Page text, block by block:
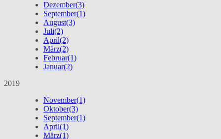
Dezember(3)
September(1)
August(3)
Juli(2)
April(2)
März(2)
Februar(1)
Januar(2)
2019
November(1)
Oktober(3)
September(1)
April(1)
März(1)